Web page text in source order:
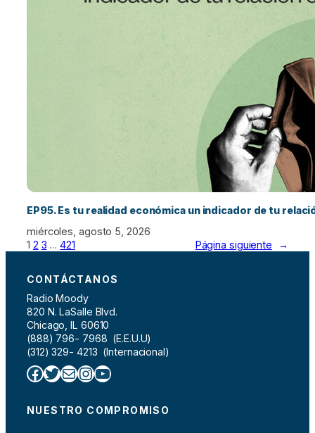
EP95. Es tu realidad económica un indicador de tu
miércoles, agosto 5, 2026
1 2 3 … 421 Página siguiente →
CONTÁCTANOS
Radio Moody
820 N. LaSalle Blvd.
Chicago, IL 60610
(888) 796- 7968 (E.E.U.U)
(312) 329- 4213 (Internacional)
Facebook Twitter Correo electrónico InstagramYouTube
NUESTRO COMPROMISO